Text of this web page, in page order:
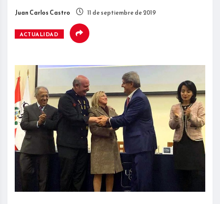
Juan Carlos Castro 11 de septiembre de 2019
ACTUALIDAD